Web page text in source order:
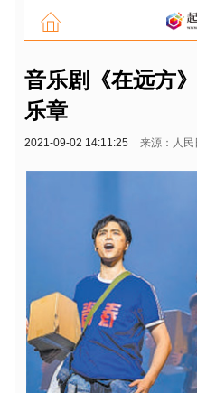
音乐剧《在远方
乐章
2021-09-02 14:11:25 来源：人民